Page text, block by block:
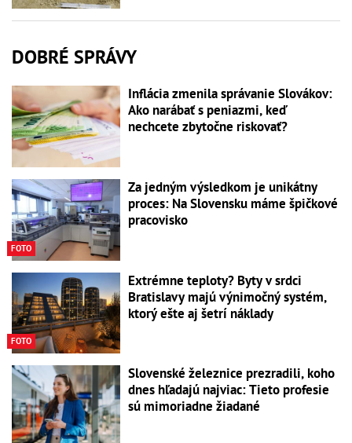
DOBRÉ SPRÁVY
Inflácia zmenila správanie Slovákov:
Ako narábať s peniazmi, keď
nechcete zbytočne riskovať?
FOTO
Za jedným výsledkom je unikátny
proces: Na Slovensku máme špičkové
pracovisko
FOTO
Extrémne teploty? Byty v srdci
Bratislavy majú výnimočný systém,
ktorý ešte aj šetrí náklady
Slovenské železnice prezradili, koho
dnes hľadajú najviac: Tieto profesie
sú mimoriadne žiadané